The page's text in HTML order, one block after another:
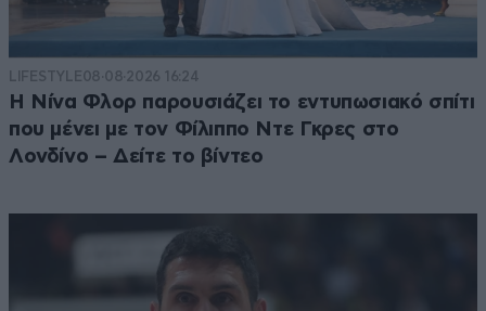
LIFESTYLE08·08·2026 16:24
Η Νίνα Φλορ παρουσιάζει το εντυπωσιακό σπίτι
που μένει με τον Φίλιππο Ντε Γκρες στο
Λονδίνο – Δείτε το βίντεο